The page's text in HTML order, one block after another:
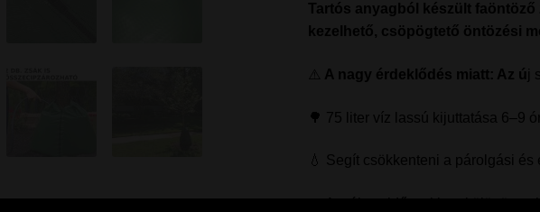
Tartós anyagból készült
kezelhető, csöpögtető öntözési
A nagy érdeklődés miatt: Az ú
🌳 75 liter víz lassú kijuttatása 6–9
💧 Segít csökkenteni a párolgási
🔥 Aszályos időszakban különösen